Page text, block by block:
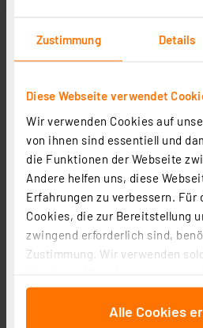
Zustimmung Details
Diese Webseite verwendet
Wir verwenden Cookies auf
von ihnen sind essentiell und
die Funktionen der Webseite
Andere helfen uns, diese
Erfahrungen zu verbessern. Für
Cookies, die zur Bereitstellung
zwingend erforderlich sind,
Zustimmung. Wir verwenden
für soziale Medien anbieten zu
auf unsere Website zuAlle Cookies
Artikel-Nr. 201218
Optische Übertragungstechnik
Artikel-Nr. 201219